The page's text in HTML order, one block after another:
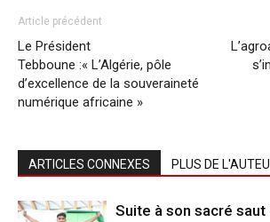
Article précédent
Le Président
Tebboune :« L’Algérie, pôle
d’excellence de la souveraineté
numérique africaine »
ARTICLES CONNEXES PLUS DE
Suite à son sacré saut